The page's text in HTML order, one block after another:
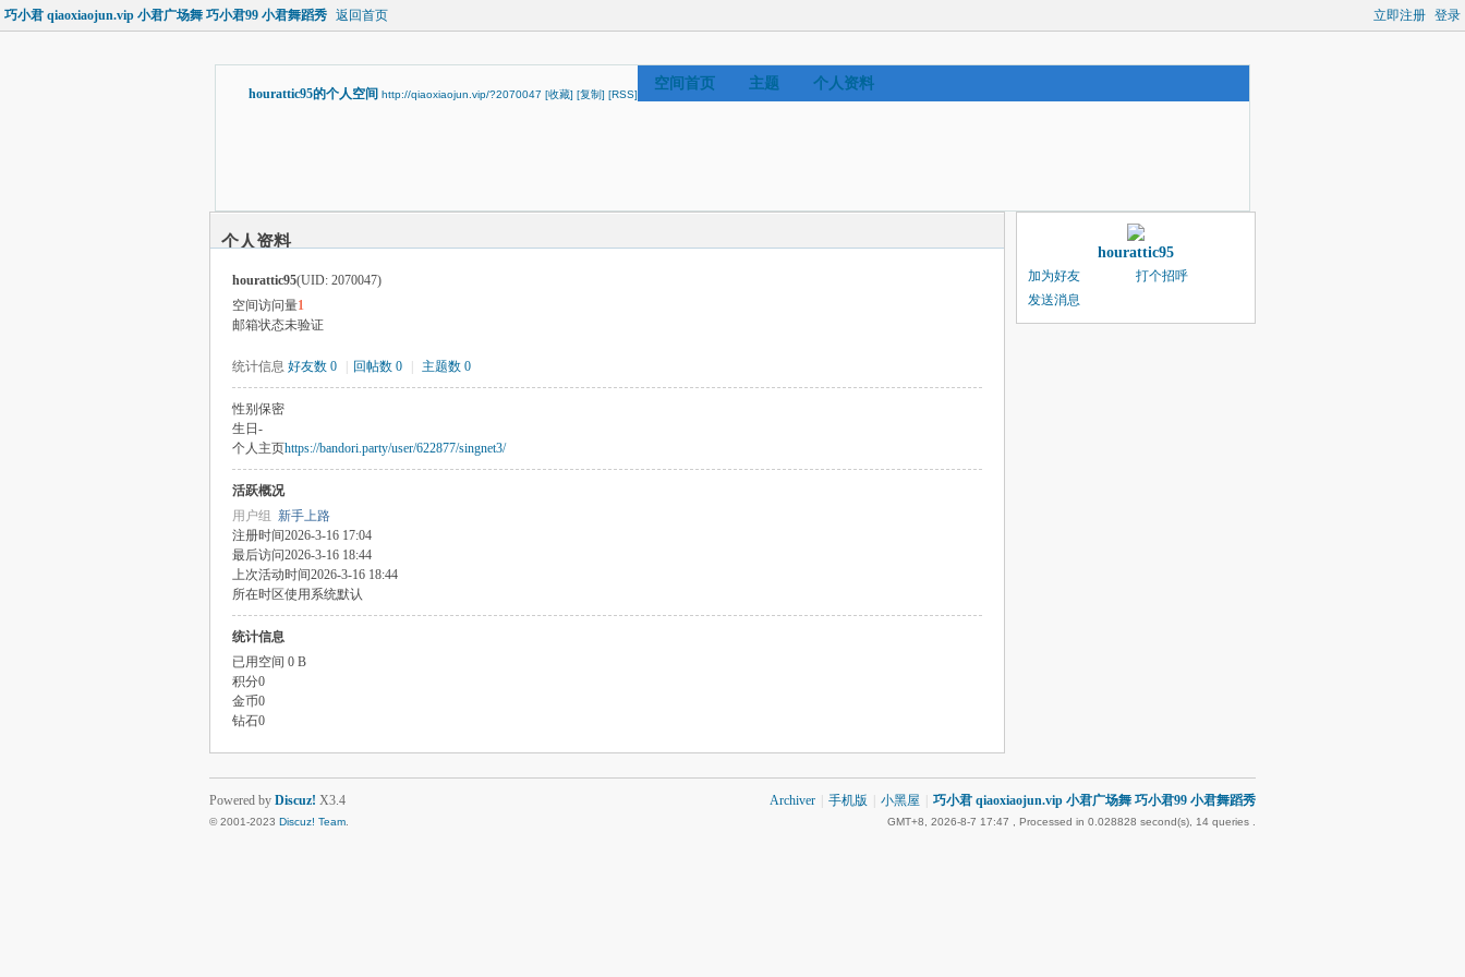
立即注册 登录
巧小君 qiaoxiaojun.vip 小君广场舞 巧小君99 小君舞蹈秀 返回首页
hourattic95的个人空间 http://qiaoxiaojun.vip/?2070047 [收藏] [复制] [RSS]
空间首页 主题 个人资料
个人资料
hourattic95(UID: 2070047)
空间访问量1
邮箱状态未验证
统计信息 好友数 0 回帖数 0 主题数 0
性别 保密
生日 -
个人主页https://bandori.party/user/622877/singnet3/
活跃概况
用户组 新手上路
注册时间2026-3-16 17:04
最后访问2026-3-16 18:44
上次活动时间2026-3-16 18:44
所在时区使用系统默认
统计信息
已用空间 0 B
积分0
金币0
钻石0
hourattic95
加为好友
打个招呼
发送消息
Archiver 手机版 小黑屋 巧小君 qiaoxiaojun.vip 小君广场舞 巧小君99 小君舞蹈秀
GMT+8, 2026-8-7 17:47 , Processed in 0.028828 second(s), 14 queries .
Powered by Discuz! X3.4
© 2001-2023 Discuz! Team